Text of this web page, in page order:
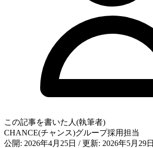
この記事を書いた人(執筆者)
CHANCE(チャンス)グループ採用担当
公開: 2026年4月25日 / 更新: 2026年5月29日